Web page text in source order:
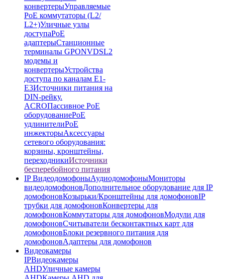
конвертерыУправляемые
PoE коммутаторы (L2/
L2+)Уличные узлы
доступаPoE
адаптерыСтанционные
терминалы GPONVDSL2
модемы и
конвертерыУстройства
доступа по каналам E1-
E3Источники питания на
DIN-рейку.
ACROПассивное PoE
оборудованиеPoE
удлинителиPoE
инжекторыАксессуары
сетевого оборудования:
корзины, кронштейны,
переходникиИсточники
бесперебойного питания
IP ВидеодомофоныАудиодомофоныМониторы
видеодомофоновДополнительное оборудование для IP
домофоновКозырьки/Кронштейны для домофоновIP
трубки для домофоновКонвертеры для
домофоновКоммутаторы для домофоновМодули для
домофоновСчитыватели бесконтактных карт для
домофоновБлоки резервного питания для
домофоновАдаптеры для домофонов
Видеокамеры
IPВидеокамеры
AHDУличные камеры